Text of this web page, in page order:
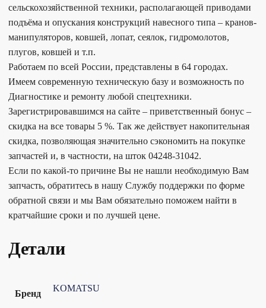
сельскохозяйственной техники, располагающей приводами
подъёма и опускания конструкций навесного типа – кранов-
манипуляторов, ковшей, лопат, сеялок, гидромолотов,
плугов, ковшей и т.п.
Работаем по всей России, представлены в 64 городах.
Имеем современную техническую базу и возможность по
Диагностике и ремонту любой спецтехники.
Зарегистрировавшимся на сайте – приветственный бонус –
скидка на все товары 5 %. Так же действует накопительная
скидка, позволяющая значительно сэкономить на покупке
запчастей и, в частности, на шток 04248-31042.
Если по какой-то причине Вы не нашли необходимую Вам
запчасть, обратитесь в нашу Службу поддержки по форме
обратной связи и мы Вам обязательно поможем найти в
кратчайшие сроки и по лучшей цене.
Детали
Бренд
KOMATSU